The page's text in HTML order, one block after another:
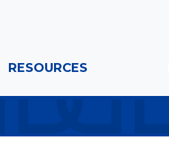
RESOURCES